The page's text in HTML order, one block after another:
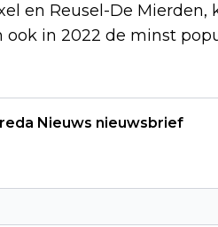
en Reusel-De
ook in 2022 de minst
Nieuws nieuwsbrief